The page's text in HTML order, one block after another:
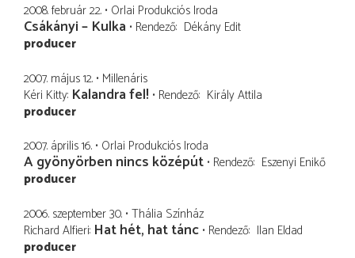
2008. február 22. Orlai Produkciós Iroda
Csákányi – Kulka Rendező Dékány Edit
producer
2007. május 12. Millenáris
Kéri Kitty Kalandra fel! Rendező Király Attila
producer
2007. április 16. Orlai Produkciós Iroda
A gyönyörben nincs középút Rendező Eszenyi Enikő
producer
2006. szeptember 30. Thália Színház
Richard Alfieri Hat hét, hat tánc Rendező Ilan Eldad
producer